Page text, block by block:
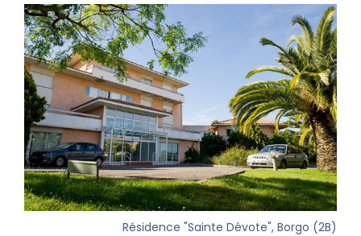
Résidence "Sainte Dévote", Borgo (2B)